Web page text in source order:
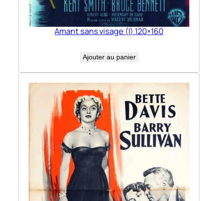
Amant sans visage (l) 120×160
Ajouter au panier